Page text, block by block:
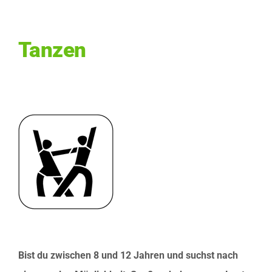
Ski Alpin
Volleyball
Tanzen
Kontakt
Tanzen
Bist du zwischen 8 und 12 Jahren und suchst nach